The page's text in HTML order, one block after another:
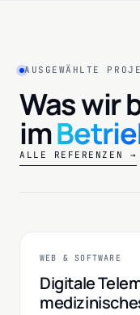
AUSGEWÄHLTE
Was wir
im
ALLE REFERENZEN →
WEB & SOFTWARE
Digitale